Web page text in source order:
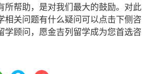
所帮助，是对我们最大的鼓励。对此
相关问题有什么疑问可以点击下侧咨
学顾问，愿金吉列留学成为您首选咨